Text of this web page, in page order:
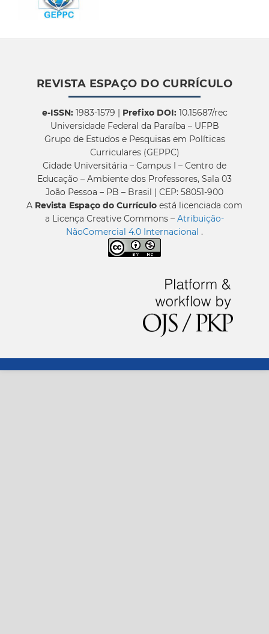
REVISTA ESPAÇO DO CURRÍCULO
e-ISSN:1983-1579 | Prefixo DOI:10.15687/rec
Universidade Federal da Paraíba – UFPB
Grupo de Estudos e Pesquisas em Políticas
Curriculares (GEPPC)
Cidade Universitária – Campus I – Centro de
Educação – Ambiente dos Professores, Sala 03
João Pessoa – PB – Brasil | CEP: 58051-900
A Revista Espaço do Currículo está licenciada com
a Licença Creative Commons – Atribuição-
NãoComercial 4.0 Internacional .